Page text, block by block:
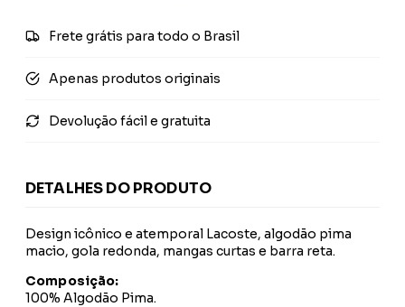
Frete grátis para todo o Brasil
Apenas produtos originais
Devolução fácil e gratuita
DETALHES DO PRODUTO
Design icônico e atemporal Lacoste, algodão pima
macio, gola redonda, mangas curtas e barra reta.
Composição:
100% Algodão Pima.